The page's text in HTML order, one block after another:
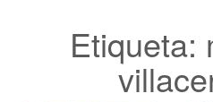
Etiqueta: